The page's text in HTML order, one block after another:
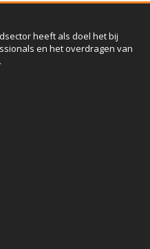
heeft als doel het bij
en het overdragen van